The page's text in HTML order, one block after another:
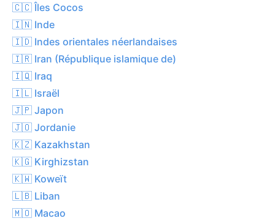
🇨🇨 Îles Cocos
🇮🇳 Inde
🇮🇩 Indes orientales néerlandaises
🇮🇷 Iran (République islamique de)
🇮🇶 Iraq
🇮🇱 Israël
🇯🇵 Japon
🇯🇴 Jordanie
🇰🇿 Kazakhstan
🇰🇬 Kirghizstan
🇰🇼 Koweït
🇱🇧 Liban
🇲🇴 Macao